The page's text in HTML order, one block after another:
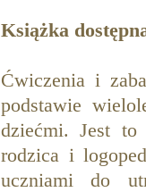
Książka
Ćwiczenia i
podstawie
dziećmi. Jest to
rodzica i
uczniami do